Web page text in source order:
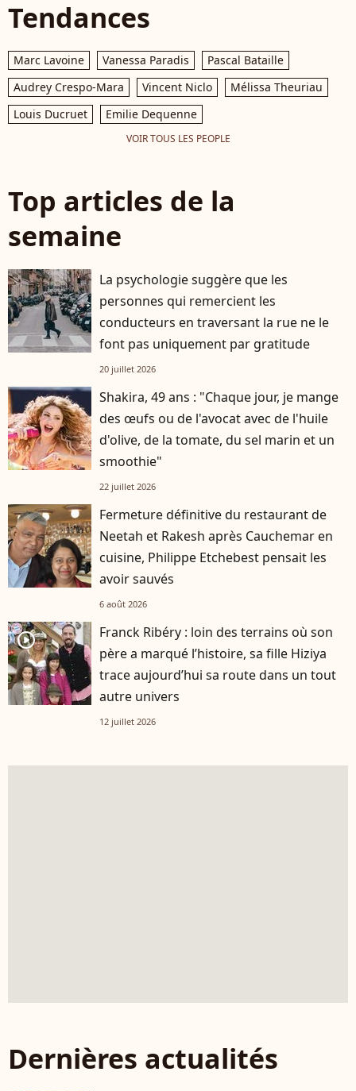
Tendances
Marc Lavoine Vanessa Paradis
Pascal Bataille
Audrey Crespo-Mara
Vincent Niclo
Mélissa Theuriau
Louis Ducruet
Emilie Dequenne
VOIR TOUS LES PEOPLE
Top articles de la
semaine
La psychologie suggère que les
personnes qui remercient les
conducteurs en traversant la rue ne le
font pas uniquement par gratitude
20 juillet 2026
Shakira, 49 ans : "Chaque jour, je mange
des œufs ou de l'avocat avec de l'huile
d'olive, de la tomate, du sel marin et un
smoothie"
22 juillet 2026
Fermeture définitive du restaurant de
Neetah et Rakesh après Cauchemar en
cuisine, Philippe Etchebest pensait les
avoir sauvés
6 août 2026
player2
Franck Ribéry : loin des terrains où son
père a marqué l’histoire, sa fille Hiziya
trace aujourd’hui sa route dans un tout
autre univers
12 juillet 2026
Dernières actualités